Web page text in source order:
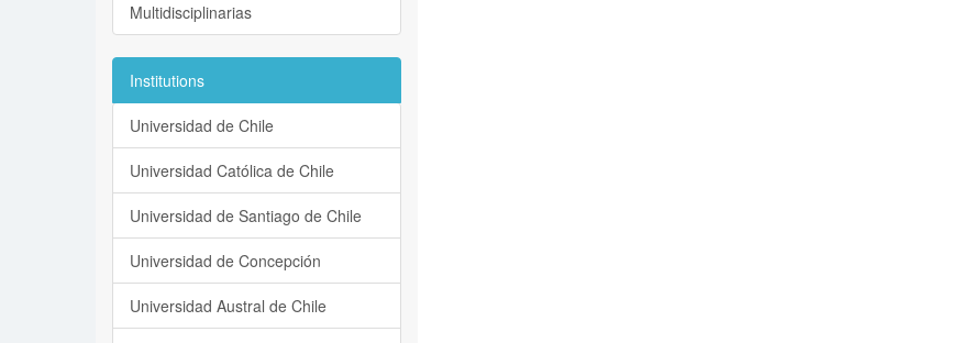
Multidisciplinarias
Institutions
Universidad de Chile
Universidad Católica de Chile
Universidad de Santiago de Chile
Universidad de Concepción
Universidad Austral de Chile